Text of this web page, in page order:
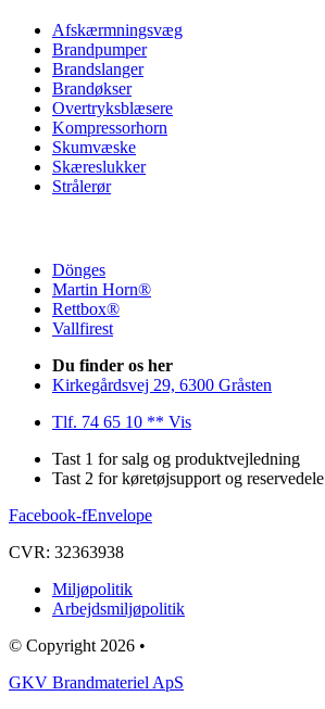
Afskærmningsvæg
Brandpumper
Brandslanger
Brandøkser
Overtryksblæsere
Kompressorhorn
Skumvæske
Skæreslukker
Strålerør
Dönges
Martin Horn®
Rettbox®
Vallfirest
Du finder os her
Kirkegårdsvej 29, 6300 Gråsten
Tlf. 74 65 10 ** Vis
Tast 1 for salg og produktvejledning
Tast 2 for køretøjsupport og reservedele
Facebook-fEnvelope
CVR: 32363938
Miljøpolitik
Arbejdsmiljøpolitik
© Copyright 2026 •
GKV Brandmateriel ApS